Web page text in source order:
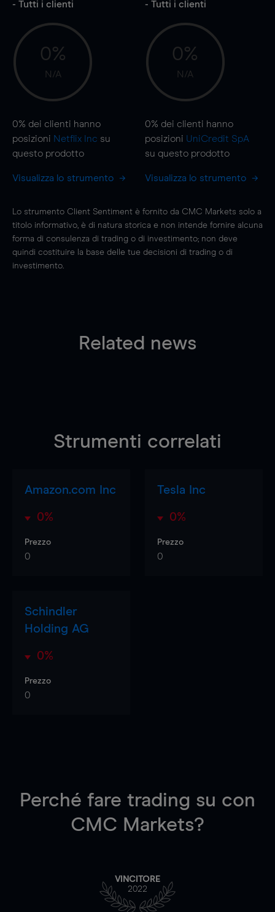
- Tutti i clienti
0%
N/A
0% dei clienti hanno
posizioni Netflix Inc su
questo prodotto
Visualizza lo strumento
- Tutti i clienti
0%
N/A
0% dei clienti hanno
posizioni UniCredit SpA
su questo prodotto
Visualizza lo strumento
Lo strumento Client Sentiment è fornito da CMC Markets solo a
titolo informativo, è di natura storica e non intende fornire alcuna
forma di consulenza di trading o di investimento; non deve
quindi costituire la base delle tue decisioni di trading o di
investimento.
Related news
Strumenti correlati
Amazon.com Inc
0%
Prezzo
0
Tesla Inc
0%
Prezzo
0
Schindler
Holding AG
0%
Prezzo
0
Perché fare trading su con
CMC Markets?
VINCITORE
2022